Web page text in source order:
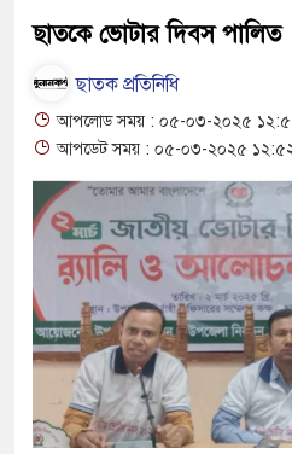
নিয়ে চলাচল
অনিশ্চয়তায় হাওরের শত শত
রফিকুল ইসলামের প্রতিপক্ষের সব
দিবস
চুলা জ্বলে না, পাম্পে দীর্ঘ লাইন
ছাতকে ভোটার দিবস পালিত
ছাতক প্রতিনিধি
আপলোড সময় : ০৫-০৩-২০২৫
আপডেট সময় : ০৫-০৩-২০২৫